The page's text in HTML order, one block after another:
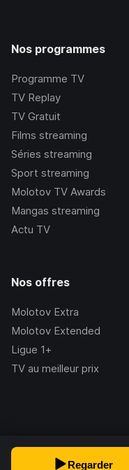
Regarder
Nos programmes
Programme TV
TV Replay
TV Gratuit
Films streaming
Séries streaming
Sport streaming
Molotov TV Awards
Mangas streaming
Actu TV
Nos offres
Molotov Extra
Molotov Extended
Ligue 1+
TV au meilleur prix